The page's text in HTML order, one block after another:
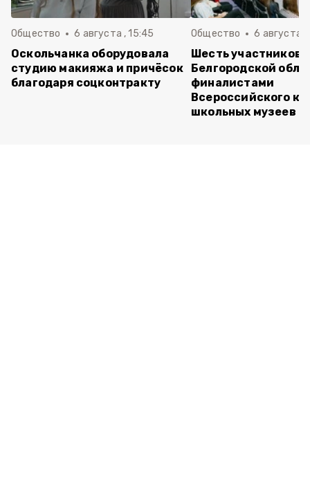
Общество 6 августа , 15:45
Оскольчанка оборудовала
студию макияжа и причёсок
благодаря соцконтракту
Общество 6 августа ,
Шесть участников
Белгородской
финалистами
Всероссийского
школьных музеев